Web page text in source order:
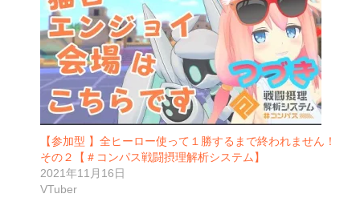
【参加型 】全ヒーロー使って１勝するまで終われません！
その２【＃コンパス戦闘摂理解析システム】
2021年11月16日
VTuber